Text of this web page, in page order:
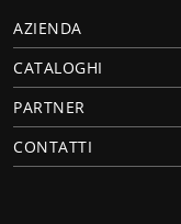
AZIENDA
CATALOGHI
PARTNER
CONTATTI